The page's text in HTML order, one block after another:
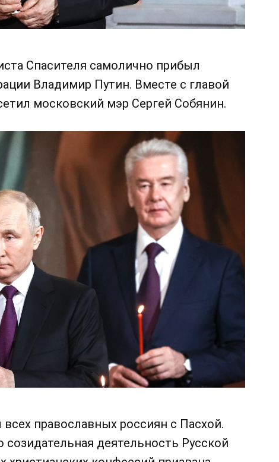
Спасителя самолично прибыл
Владимир Путин. Вместе с главой
московский мэр Сергей Собянин.
православных россиян с Пасхой.
деятельность Русской